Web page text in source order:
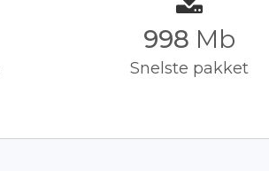
1,000 Mb
Snelste pakket